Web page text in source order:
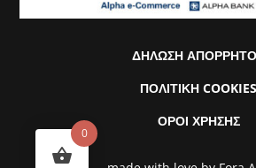
ΔΗΛΩΣΗ
ΠΟΛΙΤΙΚΗ COOKIES
ΟΡΟΙ ΧΡΗΣΗΣ
0